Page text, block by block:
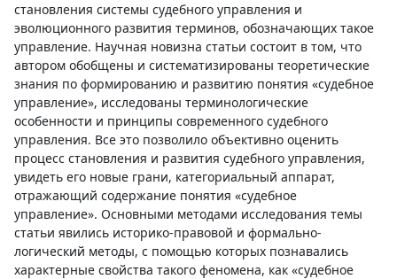
становления системы судебного управления и
эволюционного развития терминов, обозначающих такое
управление. Научная новизна статьи состоит в том, что
автором обобщены и систематизированы теоретические
знания по формированию и развитию понятия «судебное
управление», исследованы терминологические
особенности и принципы современного судебного
управления. Все это позволило объективно оценить
процесс становления и развития судебного управления,
увидеть его новые грани, категориальный аппарат,
отражающий содержание понятия «судебное
управление». Основными методами исследования темы
статьи явились историко-правовой и формально-
логический методы, с помощью которых познавались
характерные свойства такого феномена, как «судебное